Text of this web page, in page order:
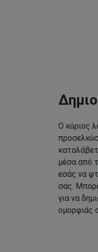
Ο κύριος
μέσα από
εσάς να
σας.
για να
ομορφιάς